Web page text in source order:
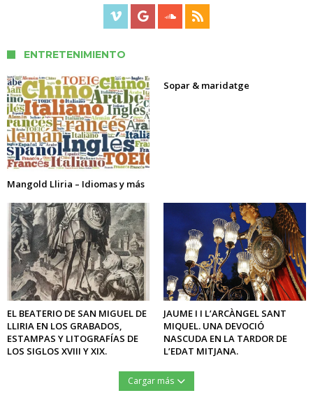
ENTRETENIMIENTO
Mangold Lliria – Idiomas y más
Sopar & maridatge
EL BEATERIO DE SAN MIGUEL DE
LLIRIA EN LOS GRABADOS,
ESTAMPAS Y LITOGRAFÍAS DE
LOS SIGLOS XVIII Y XIX.
JAUME I I L’ARCÀNGEL SANT
MIQUEL. UNA DEVOCIÓ
NASCUDA EN LA TARDOR DE
L’EDAT MITJANA.
Cargar más